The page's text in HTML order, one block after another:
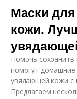
Маски
кожи.
Помочь сохранить
помогут домашние
увядающей кожи с
Предлагаем